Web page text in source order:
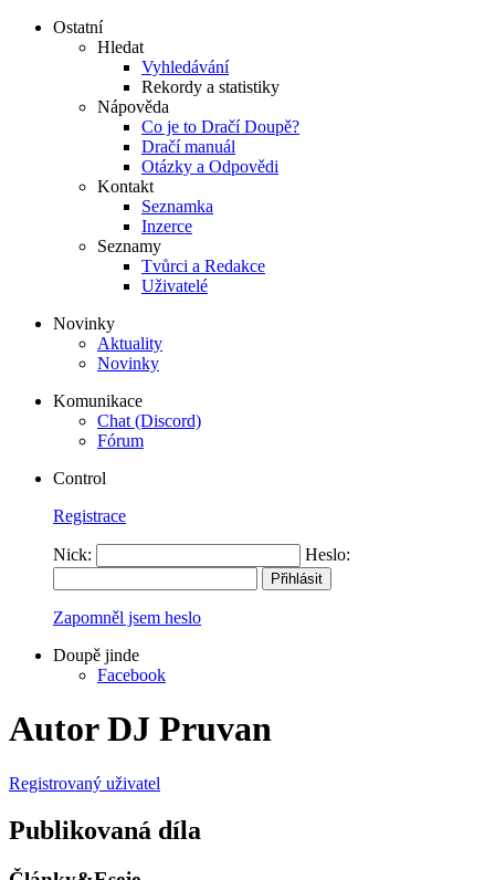
Ostatní
Hledat
Vyhledávání
Rekordy a statistiky
Nápověda
Co je to Dračí Doupě?
Dračí manuál
Otázky a Odpovědi
Kontakt
Seznamka
Inzerce
Seznamy
Tvůrci a Redakce
Uživatelé
Novinky
Aktuality
Novinky
Komunikace
Chat (Discord)
Fórum
Control
Registrace
Nick: Heslo:
Zapomněl jsem heslo
Doupě jinde
Facebook
Autor DJ Pruvan
Registrovaný uživatel
Publikovaná díla